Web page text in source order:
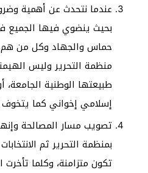
عندما نتحدث عن أهمية
بحيث ينضوي فيها الجميع
حماس والجهاد وكل من هم
منظمة التحرير وليس
طبيعتها الوطنية الجامعة،
إسلامي إخواني كما
تصويب مسار المصالحة
بمنظمة التحرير ثم
تكون متزامنة، وكلما